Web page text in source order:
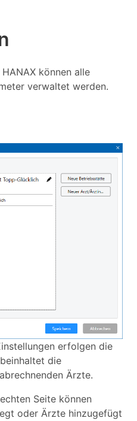
können alle
verwaltet werden.
erfolgen die
die
Ärzte.
Seite können
oder Ärzte hinzugefügt